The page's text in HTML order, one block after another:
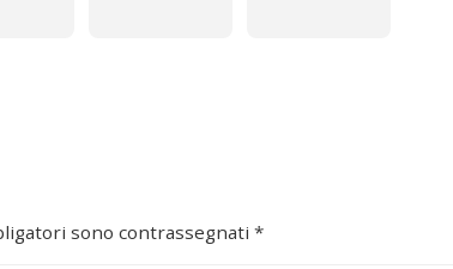
sono contrassegnati *